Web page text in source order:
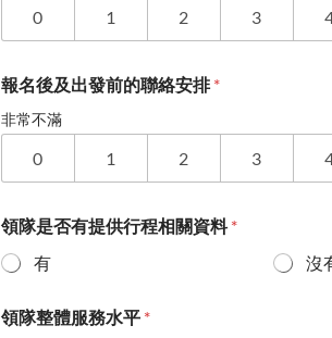
0 1 2 3
報名後及出發前的聯絡安排*
非常不滿
0 1 2 3
領隊是否有提供行程相關資料*
有
沒
領隊整體服務水平 *